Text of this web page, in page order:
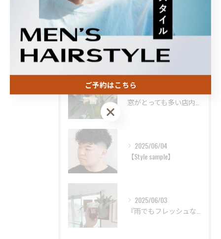
カラー
最近の投稿 Recent Posts
2025/06/07
2025/06/04
【Style sample】
2025/06/03
ご予約はこちら
ご予約はこちら